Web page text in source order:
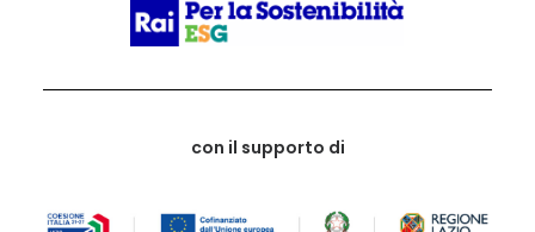
con il supporto di